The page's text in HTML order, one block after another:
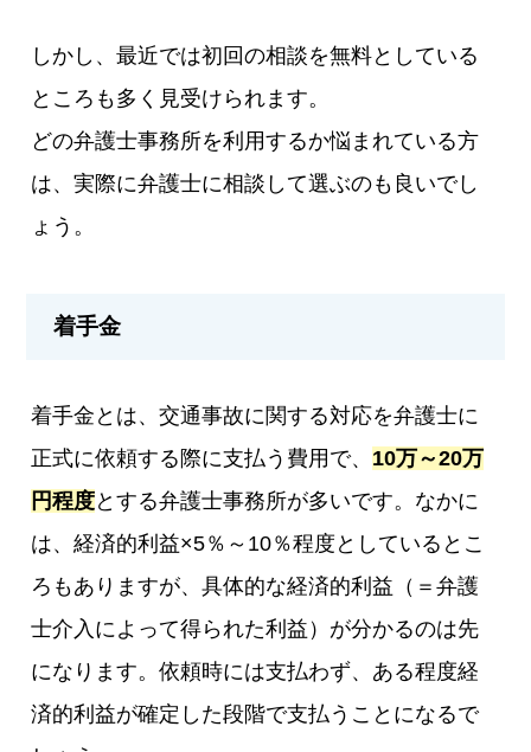
しかし、最近では初回の相談を無料としている
ところも多く見受けられます。
どの弁護士事務所を利用するか悩まれている方
は、実際に弁護士に相談して選ぶのも良いでし
ょう。
着手金
着手金とは、交通事故に関する対応を弁護士に
正式に依頼する際に支払う費用で、 10万～20万
円程度とする弁護士事務所が多いです。なかに
は、経済的利益×5％～10％程度としているとこ
ろもありますが、具体的な経済的利益（＝弁護
士介入によって得られた利益）が分かるのは先
になります。依頼時には支払わず、ある程度経
済的利益が確定した段階で支払うことになるで